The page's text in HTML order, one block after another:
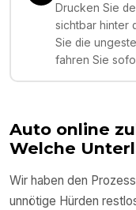
Drucken Sie
sichtbar hinter
Sie die
fahren Sie
Auto online
Welche
Wir haben den
unnötige Hürden